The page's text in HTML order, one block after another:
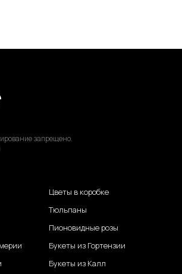
запрещено.
Цветы в коробке
Тюльпаны
Пионовидные розы
Букеты из Гортензии
Букеты из Калл